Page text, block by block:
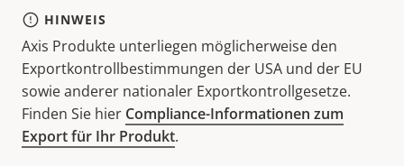
HINWEIS
Axis Produkte unterliegen möglicherweise den
Exportkontrollbestimmungen der USA und der EU
sowie anderer nationaler Exportkontrollgesetze.
Finden Sie hier Compliance-Informationen zum
Export für Ihr Produkt.